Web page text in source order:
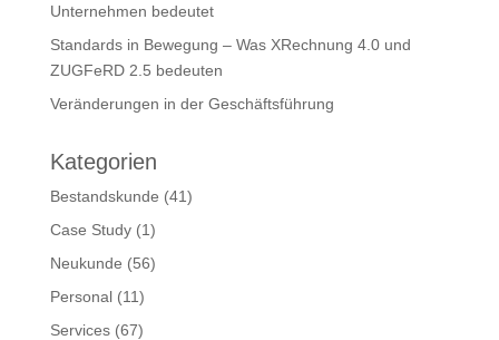
Unternehmen bedeutet
Standards in Bewegung – Was XRechnung 4.0 und
ZUGFeRD 2.5 bedeuten
Veränderungen in der Geschäftsführung
Kategorien
Bestandskunde (41)
Case Study(1)
Neukunde (56)
Personal(11)
Services(67)